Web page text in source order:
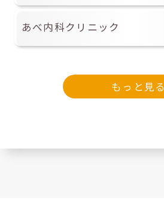
あべ内科クリニック
もっと見る